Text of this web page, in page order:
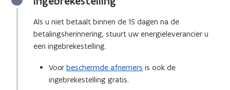
Als u niet betaalt binnen de 15 dagen na de
betalingsherinnering, stuurt uw energieleverancier u
een ingebrekestelling.
Voor beschermde afnemers is ook de
ingebrekestelling gratis.